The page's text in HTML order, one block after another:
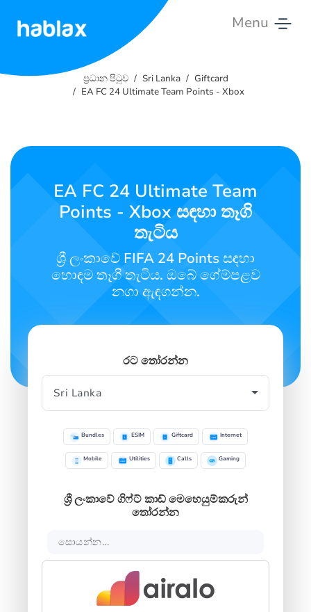
Menu
අමතන්න
ප්‍රධාන පිටුව Sri Lanka
Giftcard
EA FC 24 Ultimate Team Points - Xbox
EA FC 24 Ultimate Team
Points - Xbox සඳහා තෑගි
තැටිය
ශ්‍රී ලංකාවේ FIFA 24 Points සඳහා
හොඳම තෑගි තැටිය. ඔබේ ගේම්පළව
නගා ඇඳගන්න.
රට තෝරන්න
Bundles ESIM Giftcard Internet
Mobile Utilities Calls Gaming
ශ්‍රී ලංකාවේ ගිෆ්ට් කාඩ් මෙහෙයුම්කරුන්
තෝරන්න